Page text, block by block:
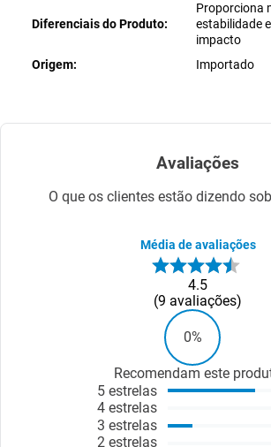
Diferenciais do Produto
Proporciona
estabilidade
impacto
Origem
Importado
Avaliações
O que os clientes estão dizendo
Média de avaliações
4.5
9 avaliações
0%
Recomendam este
5 estrelas
4 estrelas
3 estrelas
2 estrelas